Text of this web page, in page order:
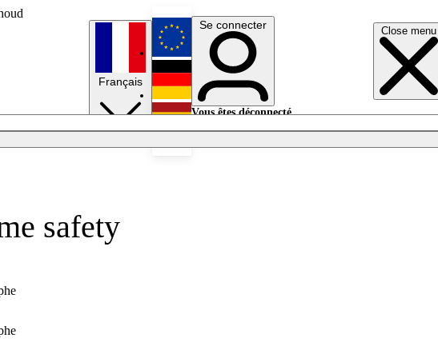
Close menu
Français
English
Deutsch
Se connecter
Vous êtes déconnecté.
safety